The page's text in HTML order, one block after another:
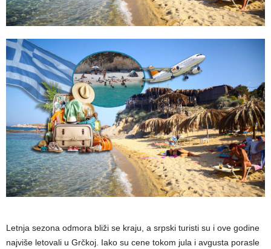
Letnja sezona odmora bliži se kraju, a srpski turisti su i ove godine
najviše letovali u Grčkoj. Iako su cene tokom jula i avgusta porasle